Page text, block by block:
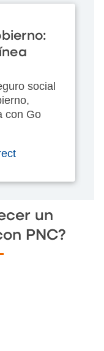
social
con Go
un
PNC?